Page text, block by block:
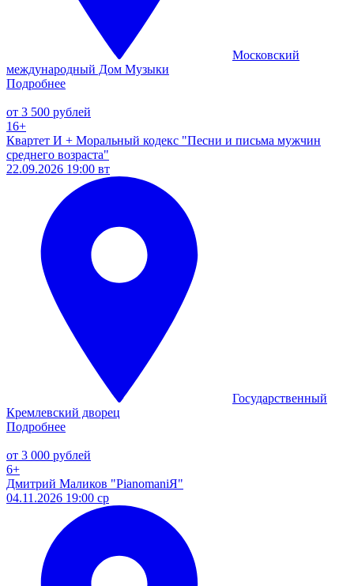
Московский
международный Дом Музыки
Подробнее
от 3 500 рублей
16+
Квартет И + Моральный кодекс "Песни и письма мужчин
среднего возраста"
22.09.2026 19:00 вт
Государственный
Кремлевский дворец
Подробнее
от 3 000 рублей
6+
Дмитрий Маликов "PianomaniЯ"
04.11.2026 19:00 ср